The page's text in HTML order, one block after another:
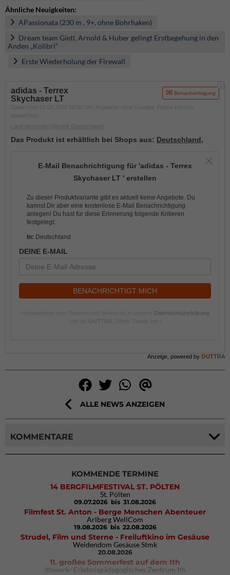
Ähnliche Neuigkeiten:
APassionata (230 m , 9+, ohne Bohrhaken)
Dream team Gietl, Arnold & Huber gelingt Erstbegehung in den
Anden „Kolibri“
Erste Wiederholung der Firewall
adidas - Terrex
Skychaser LT
Benachrichtigung
Das Produkt ist erhältlich bei Shops aus: Deutschland,
E-Mail Benachrichtigung für 'adidas - Terrex
Skychaser LT ' erstellen
Zu dieser Produktvariante gibt es aktuell keine Angebote. Du
kannst Dir aber eine kostenlose E-Mail Benachrichtigung
anlegen! Du hast für diese Erinnerung folgende Kritieren
festgelegt:
In: Deutschland
DEINE E-MAIL
BENACHRICHTIGT MICH
Datenschutzerklärung
Anzeige, powered by OUTTRA
ALLE NEWS ANZEIGEN
KOMMENTARE
KOMMENDE TERMINE
14 BERGFILMFESTIVAL ST. PÖLTEN
St. Pölten
09.07.2026 bis 31.08.2026
Filmfest St. Anton - Berge Menschen Abenteuer
Arlberg WellCom
19.08.2026 bis 22.08.2026
Strudel, Film und Sterne - Freiluftkino im Gesäuse
Weidendom Gesäuse Stmk
20.08.2026
11. großes Sommerfest auf dem Ith
Ithwerk- Erlebnispädagogisches Zentrum Ith